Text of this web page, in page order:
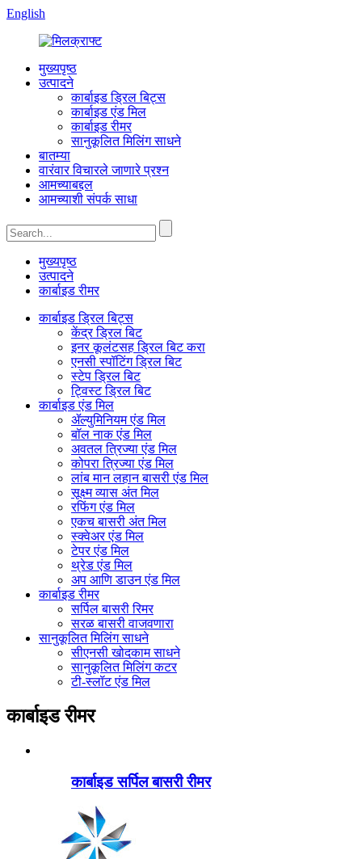
English
मुख्यपृष्ठ
उत्पादने
कार्बाइड ड्रिल बिट्स
कार्बाइड एंड मिल
कार्बाइड रीमर
सानुकूलित मिलिंग साधने
बातम्या
वारंवार विचारले जाणारे प्रश्न
आमच्याबद्दल
आमच्याशी संपर्क साधा
मुख्यपृष्ठ
उत्पादने
कार्बाइड रीमर
कार्बाइड ड्रिल बिट्स
केंद्र ड्रिल बिट
इनर कूलंटसह ड्रिल बिट करा
एनसी स्पॉटिंग ड्रिल बिट
स्टेप ड्रिल बिट
ट्विस्ट ड्रिल बिट
कार्बाइड एंड मिल
ॲल्युमिनियम एंड मिल
बॉल नाक एंड मिल
अवतल त्रिज्या एंड मिल
कोपरा त्रिज्या एंड मिल
लांब मान लहान बासरी एंड मिल
सूक्ष्म व्यास अंत मिल
रफिंग एंड मिल
एकच बासरी अंत मिल
स्क्वेअर एंड मिल
टेपर एंड मिल
थ्रेड एंड मिल
अप आणि डाउन एंड मिल
कार्बाइड रीमर
सर्पिल बासरी रिमर
सरळ बासरी वाजवणारा
सानुकूलित मिलिंग साधने
सीएनसी खोदकाम साधने
सानुकूलित मिलिंग कटर
टी-स्लॉट एंड मिल
कार्बाइड रीमर
कार्बाइड सर्पिल बासरी रीमर